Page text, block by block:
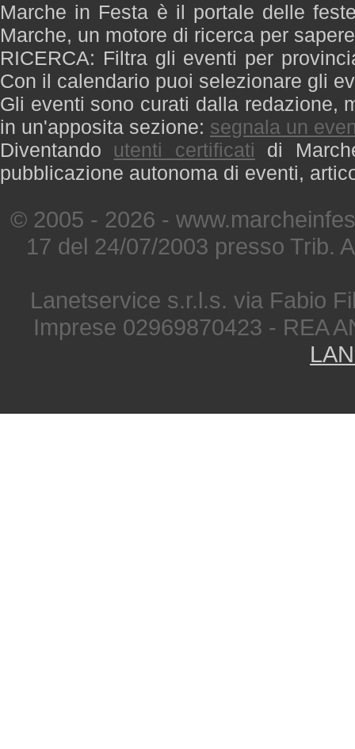
Marche in Festa è il portale delle
Marche, un motore di ricerca per
RICERCA: Filtra gli eventi per
Con il calendario puoi selezionare gli
Gli eventi sono curati dalla redazione,
in un'apposita sezione: segnala un
Diventando utenti certificati di
pubblicazione autonoma di eventi,
© 2005 - 2026 -
17 del 24/07/2003 presso Trib.
Lanetservice s.r.l.s. via Fabio
Imprese 02969870423 - REA